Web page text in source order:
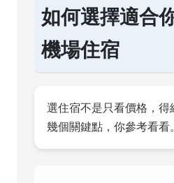
如何選擇適合
機場住宿
選住宿不是只看價格，得
幾個關鍵點，你參考看看